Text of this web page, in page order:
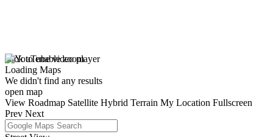
click to enable zoom
Loading Maps
We didn't find any results
open map
View Roadmap Satellite Hybrid Terrain My Location Fullscreen
Prev Next